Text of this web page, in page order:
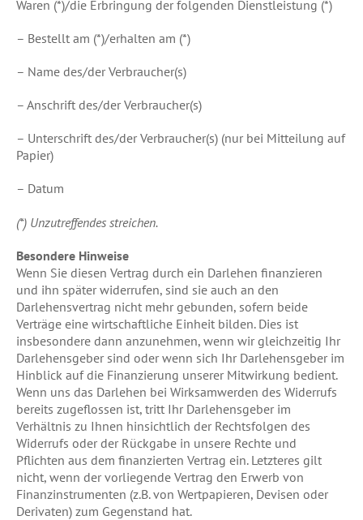
Waren (*)/die Erbringung der folgenden Dienstleistung (*)
– Bestellt am (*)/erhalten am (*)
– Name des/der Verbraucher(s)
– Anschrift des/der Verbraucher(s)
– Unterschrift des/der Verbraucher(s) (nur bei Mitteilung auf
Papier)
– Datum
(*) Unzutreffendes streichen.
Besondere Hinweise
Wenn Sie diesen Vertrag durch ein Darlehen finanzieren
und ihn später widerrufen, sind sie auch an den
Darlehensvertrag nicht mehr gebunden, sofern beide
Verträge eine wirtschaftliche Einheit bilden. Dies ist
insbesondere dann anzunehmen, wenn wir gleichzeitig Ihr
Darlehensgeber sind oder wenn sich Ihr Darlehensgeber im
Hinblick auf die Finanzierung unserer Mitwirkung bedient.
Wenn uns das Darlehen bei Wirksamwerden des Widerrufs
bereits zugeflossen ist, tritt Ihr Darlehensgeber im
Verhältnis zu Ihnen hinsichtlich der Rechtsfolgen des
Widerrufs oder der Rückgabe in unsere Rechte und
Pflichten aus dem finanzierten Vertrag ein. Letzteres gilt
nicht, wenn der vorliegende Vertrag den Erwerb von
Finanzinstrumenten (z.B. von Wertpapieren, Devisen oder
Derivaten) zum Gegenstand hat.